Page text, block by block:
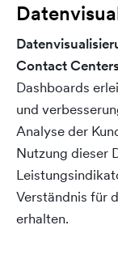
Contact
Dashboards
und
Analyse der
Nutzung dieser
Verständnis für
erhalten.